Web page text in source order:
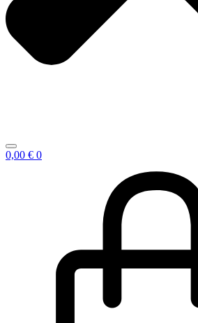
0,00 € 0